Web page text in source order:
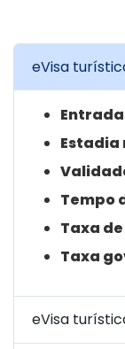
eVisa
Tempo
Taxa
Taxa
eVisa